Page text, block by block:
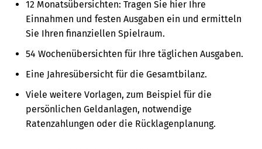
12 Monatsübersichten: Tragen Sie hier Ihre
Einnahmen und festen Ausgaben ein und ermitteln
Sie Ihren finanziellen Spielraum.
54 Wochenübersichten für Ihre täglichen Ausgaben.
Eine Jahresübersicht für die Gesamtbilanz.
Viele weitere Vorlagen, zum Beispiel für die
persönlichen Geldanlagen, notwendige
Ratenzahlungen oder die Rücklagenplanung.